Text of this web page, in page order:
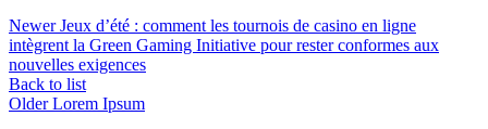
Newer Jeux d’été : comment les tournois de casino en ligne
intègrent la Green Gaming Initiative pour rester conformes aux
nouvelles exigences
Back to list
Older Lorem Ipsum